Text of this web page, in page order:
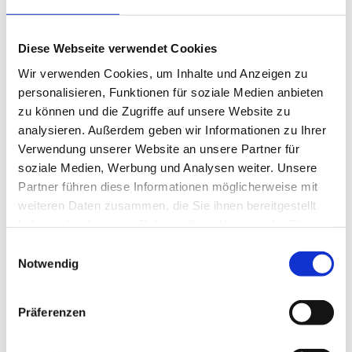
Diese Webseite verwendet Cookies
Wir verwenden Cookies, um Inhalte und Anzeigen zu
personalisieren, Funktionen für soziale Medien anbieten
zu können und die Zugriffe auf unsere Website zu
analysieren. Außerdem geben wir Informationen zu Ihrer
Verwendung unserer Website an unsere Partner für
soziale Medien, Werbung und Analysen weiter. Unsere
Partner führen diese Informationen möglicherweise mit
weiteren Daten zusammen, die Sie ihnen bereitgestellt
Notwendig
Präferenzen
Standort Zwickau:
Gesellschaft für Ingenieurdienste mbH
Leipziger Straße 176
08058 Zwickau
Telefon: +49 375 / 30350611